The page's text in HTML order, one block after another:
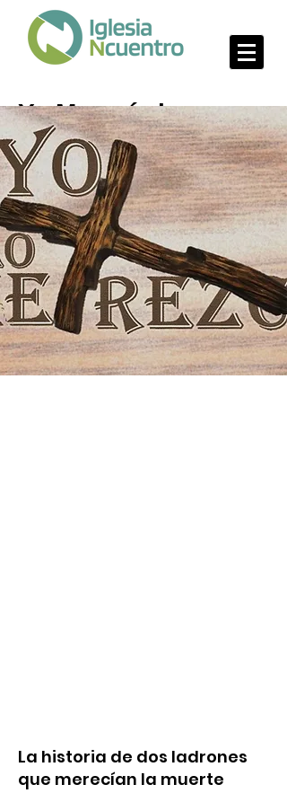
Yo Merecía la
Muerte, pero El me
dio Vida
La historia de dos ladrones
que merecían la muerte